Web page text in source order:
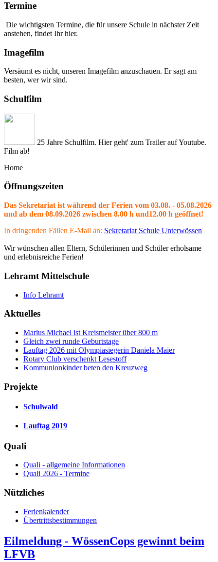
Termine
Die wichtigsten Termine, die für unsere Schule in nächster Zeit
anstehen, findet Ihr hier.
Imagefilm
Versäumt es nicht, unseren Imagefilm anzuschauen. Er sagt am
besten, wer wir sind.
Schulfilm
25 Jahre Schulfilm. Hier geht' zum Trailer auf Youtube.
Film ab!
Home
Öffnungszeiten
Das Sekretariat ist während der Ferien vom 03.08. - 05.08.2026
und ab dem 08.09.2026 zwischen 8.00 h und12.00 h geöffnet!
In dringenden Fällen E-Mail an: Sekretariat Schule Unterwössen
Wir wünschen allen Eltern, Schülerinnen und Schüler erholsame
und erlebnisreiche Ferien!
Lehramt Mittelschule
Info Lehramt
Aktuelles
Marius Michael ist Kreismeister über 800 m
Gleich zwei runde Geburtstage
Lauftag 2026 mit Olympiasiegerin Daniela Maier
Rotary Club verschenkt Lesestoff
Kommunionkinder beten den Kreuzweg
Projekte
Schulwald
Lauftag 2019
Quali
Quali - allgemeine Informationen
Quali 2026 - Termine
Nützliches
Ferienkalender
Übertrittsbestimmungen
Eilmeldung - WössenCops gewinnt beim
LFVB